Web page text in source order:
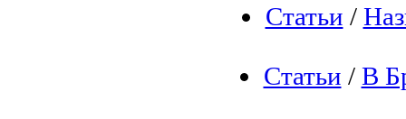
Статьи /
Статьи / В